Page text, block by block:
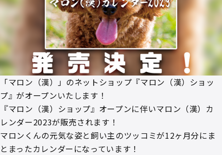
「マロン（漢）」のネットショップ『マロン（漢）ショッ
プ』がオープンいたします！
『マロン（漢）ショップ』オープンに伴いマロン（漢）カ
レンダー2023が販売されます！
マロンくんの元気な姿と飼い主のツッコミが12ヶ月分にま
とまったカレンダーになっています！